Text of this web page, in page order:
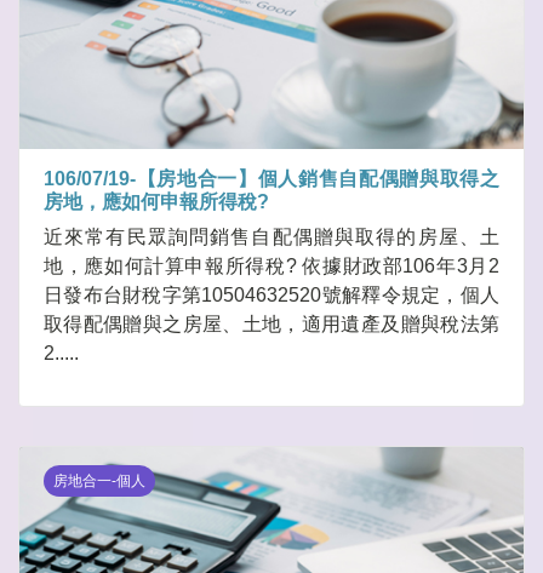
106/07/19-【房地合一】個人銷售自配偶贈與取得之
房地，應如何申報所得稅?
近來常有民眾詢問銷售自配偶贈與取得的房屋、土
地，應如何計算申報所得稅? 依據財政部106年3月2
日發布台財稅字第10504632520號解釋令規定，個人
取得配偶贈與之房屋、土地，適用遺產及贈與稅法第
2.....
房地合一-個人